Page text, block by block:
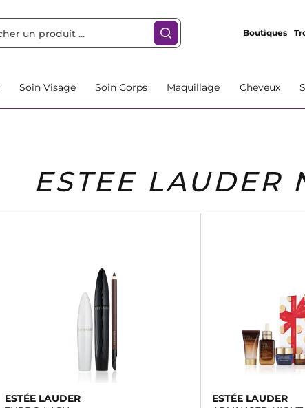
Boutiques
Soin Visage Soin Corps Maquillage Cheveux
ESTEE LAUDER
ESTÉE LAUDER
ESTÉE LAUDER